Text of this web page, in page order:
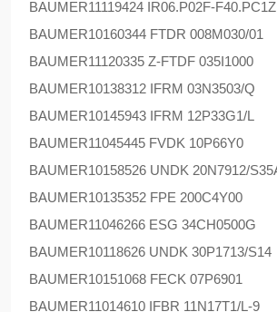
BAUMER11119424 IR06.P02F-
BAUMER10160344 FTDR 008M030/01
BAUMER11120335 Z-FTDF 035I1000
BAUMER10138312 IFRM 03N3503/Q
BAUMER10145943 IFRM 12P33G1/L
BAUMER11045445 FVDK 10P66Y0
BAUMER10158526 UNDK 20N7912/
BAUMER10135352 FPE 200C4Y00
BAUMER11046266 ESG 34CH0500G
BAUMER10118626 UNDK 30P1713/S14
BAUMER10151068 FECK 07P6901
BAUMER11014610 IFBR 11N17T1/L-9